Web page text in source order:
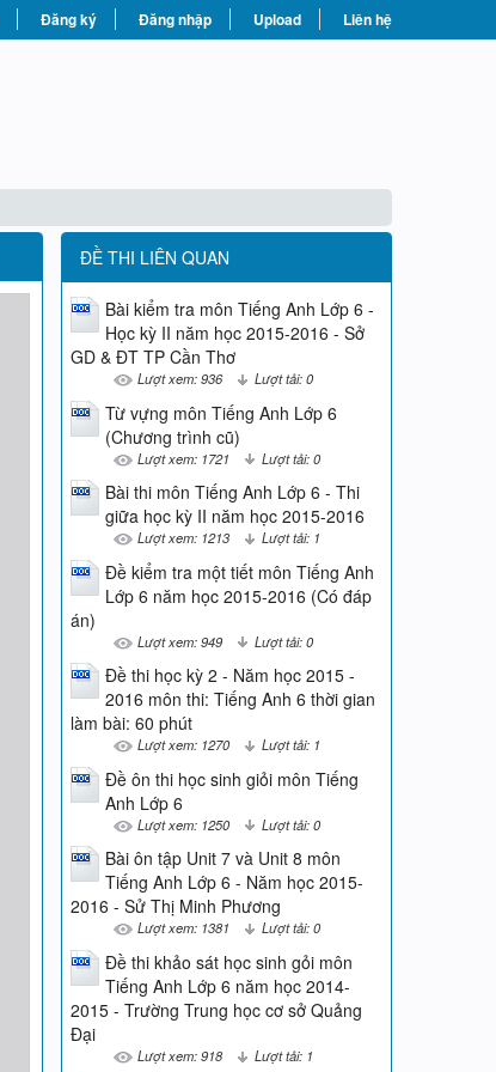
Đăng ký Đăng nhập Upload Liên hệ
ĐỀ THI LIÊN QUAN
Bài kiểm tra môn Tiếng Anh Lớp 6 -
Học kỳ II năm học 2015-2016 - Sở
GD & ĐT TP Cần Thơ
Lượt xem: 936 Lượt tải: 0
Từ vựng môn Tiếng Anh Lớp 6
(Chương trình cũ)
Lượt xem: 1721 Lượt tải: 0
Bài thi môn Tiếng Anh Lớp 6 - Thi
giữa học kỳ II năm học 2015-2016
Lượt xem: 1213 Lượt tải: 1
Đề kiểm tra một tiết môn Tiếng Anh
Lớp 6 năm học 2015-2016 (Có đáp
án)
Lượt xem: 949 Lượt tải: 0
Đề thi học kỳ 2 - Năm học 2015 -
2016 môn thi: Tiếng Anh 6 thời gian
làm bài: 60 phút
Lượt xem: 1270 Lượt tải: 1
Đề ôn thi học sinh giỏi môn Tiếng
Anh Lớp 6
Lượt xem: 1250 Lượt tải: 0
Bài ôn tập Unit 7 và Unit 8 môn
Tiếng Anh Lớp 6 - Năm học 2015-
2016 - Sử Thị Minh Phương
Lượt xem: 1381 Lượt tải: 0
Đề thi khảo sát học sinh gỏi môn
Tiếng Anh Lớp 6 năm học 2014-
2015 - Trường Trung học cơ sở Quảng
Đại
Lượt xem: 918 Lượt tải: 1